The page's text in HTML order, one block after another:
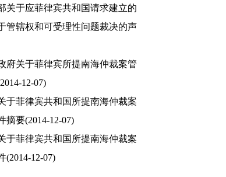
关于应菲律宾共和国请求建立的
管辖权和可受理性问题裁决的声
府关于菲律宾所提南海仲裁案管
12-07)
于菲律宾共和国所提南海仲裁案
摘要(2014-12-07)
于菲律宾共和国所提南海仲裁案
(2014-12-07)